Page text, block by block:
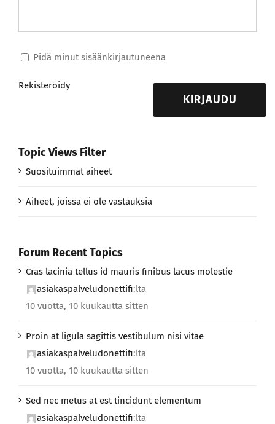
Pidä minut sisäänkirjautuneena
KIRJAUDU
Rekisteröidy
Topic Views Filter
Suosituimmat aiheet
Aiheet, joissa ei ole vastauksia
Forum Recent Topics
Cras lacinia tellus id mauris finibus lacus molestie
asiakaspalveludonettifi:lta
10 vuotta, 10 kuukautta sitten
Proin at ligula sagittis vestibulum nisi vitae
asiakaspalveludonettifi:lta
10 vuotta, 10 kuukautta sitten
Sed nec metus at est tincidunt elementum
asiakaspalveludonettifi:lta